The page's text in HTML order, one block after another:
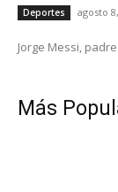
Deportes agosto
Jorge Messi,
Más